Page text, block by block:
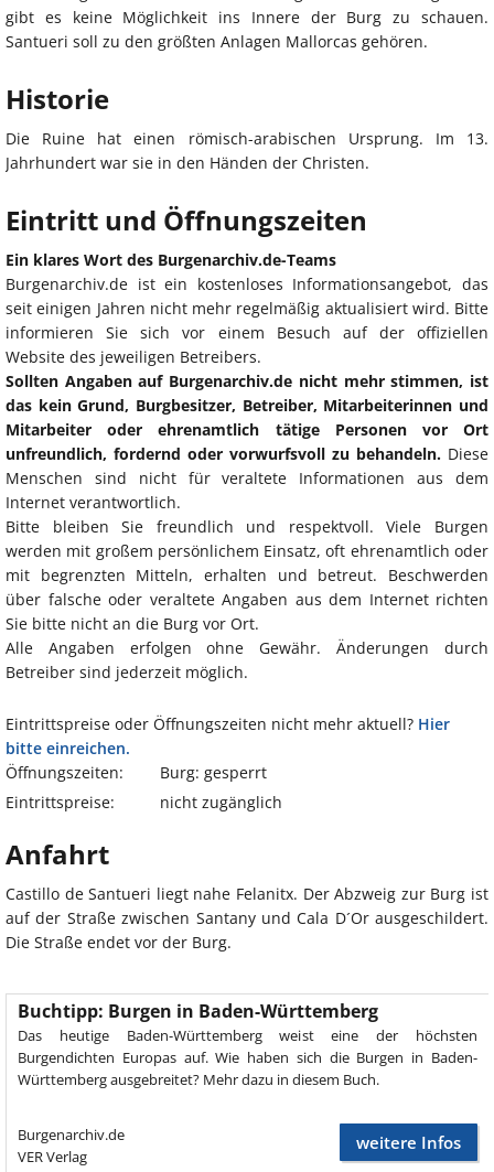
gibt es keine Möglichkeit ins Innere der Burg zu schauen.
Santueri soll zu den größten Anlagen Mallorcas gehören.
Historie
Die Ruine hat einen römisch-arabischen Ursprung. Im 13.
Jahrhundert war sie in den Händen der Christen.
Eintritt und Öffnungszeiten
Ein klares Wort des Burgenarchiv.de-Teams
Burgenarchiv.de ist ein kostenloses Informationsangebot, das
seit einigen Jahren nicht mehr regelmäßig aktualisiert wird. Bitte
informieren Sie sich vor einem Besuch auf der offiziellen
Website des jeweiligen Betreibers.
Sollten Angaben auf Burgenarchiv.de nicht mehr stimmen, ist
das kein Grund, Burgbesitzer, Betreiber, Mitarbeiterinnen und
Mitarbeiter oder ehrenamtlich tätige Personen vor Ort
unfreundlich, fordernd oder vorwurfsvoll zu behandeln. Diese
Menschen sind nicht für veraltete Informationen aus dem
Internet verantwortlich.
Bitte bleiben Sie freundlich und respektvoll. Viele Burgen
werden mit großem persönlichem Einsatz, oft ehrenamtlich oder
mit begrenzten Mitteln, erhalten und betreut. Beschwerden
über falsche oder veraltete Angaben aus dem Internet richten
Sie bitte nicht an die Burg vor Ort.
Alle Angaben erfolgen ohne Gewähr. Änderungen durch
Betreiber sind jederzeit möglich.
Eintrittspreise oder Öffnungszeiten nicht mehr aktuell? Hier
bitte einreichen.
Öffnungszeiten:
Burg: gesperrt
Eintrittspreise:
nicht zugänglich
Anfahrt
Castillo de Santueri liegt nahe Felanitx. Der Abzweig zur Burg ist
auf der Straße zwischen Santany und Cala D´Or ausgeschildert.
Die Straße endet vor der Burg.
Buchtipp: Burgen in Baden-Württemberg
Das heutige Baden-Württemberg weist eine der höchsten
Burgendichten Europas auf. Wie haben sich die Burgen in Baden-
Württemberg ausgebreitet? Mehr dazu in diesem Buch.
Burgenarchiv.de
VER Verlag
weitere Infos